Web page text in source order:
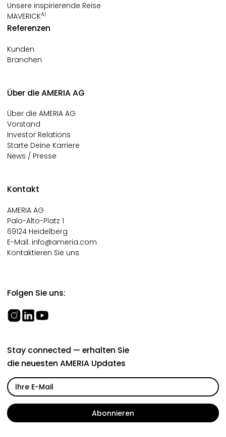
Unsere inspirierende Reise
MAVERICKAI
Referenzen
Kunden
Branchen
Über die AMERIA AG
Über die AMERIA AG
Vorstand
Investor Relations
Starte Deine Karriere
News / Presse
Kontakt
AMERIA AG
Palo-Alto-Platz 1
69124 Heidelberg
E-Mail: info@ameria.com
Kontaktieren Sie uns
Folgen Sie uns:
Stay connected — erhalten Sie
die neuesten AMERIA Updates